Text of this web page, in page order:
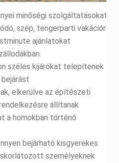
minőségi szolgáltatásokat
szép, tengerparti vakációra
ajánlatokat
széles kijárókat telepítenek
elkerülve az építészeti
állítanak
a homokban történő
bejárható kisgyerekes
személyeknek